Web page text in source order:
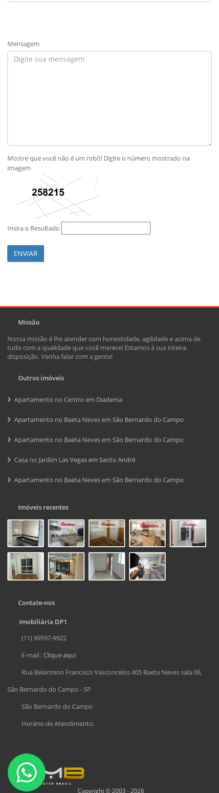
Mensagem
Mostre que você não é um robô! Digite o número mostrado na
imagem
Insira o Resultado
ENVIAR
Missão
Nossa missão é lhe atender com honestidade, agilidade e acima de
tudo com a qualidade que você merece! Estamos à sua inteira
disposição. Venha falar com a gente!
Outros imóveis
Apartamento no Centro em Diadema
Apartamento no Baeta Neves em São Bernardo do Campo
Apartamento no Baeta Neves em São Bernardo do Campo
Casa no Jardim Las Vegas em Santo André
Apartamento no Baeta Neves em São Bernardo do Campo
Imóveis recentes
Contate-nos
Imobiliária DP1
(11) 99597-9922
E-mail :Clique aqui
Rua Belarmino Francisco Vasconcelos 405 Baeta Neves sala 06,
São Bernardo do Campo - SP
São Bernardo do Campo
Horário de Atendimento:
Copyright © 2003 - 2026